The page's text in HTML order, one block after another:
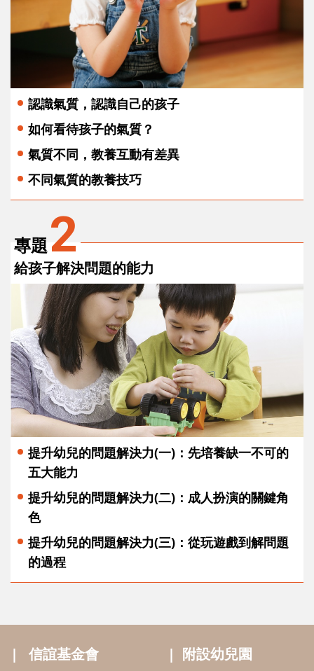
認識氣質，認識自己的孩子
如何看待孩子的氣質？
氣質不同，教養互動有差異
不同氣質的教養技巧
專題2
給孩子解決問題的能力
提升幼兒的問題解決力(一)：先培養缺一不可的
五大能力
提升幼兒的問題解決力(二)：成人扮演的關鍵角
色
提升幼兒的問題解決力(三)：從玩遊戲到解問題
的過程
信誼基金會 附設幼兒園